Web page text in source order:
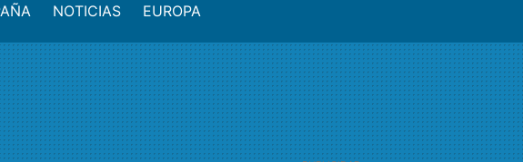
NOTICIAS EUROPA